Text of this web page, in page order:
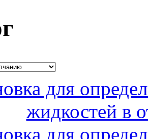
для
жидкостей в
для